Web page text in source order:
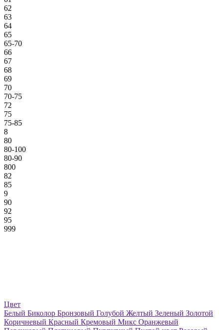
62
63
64
65
65-70
66
67
68
69
70
70-75
72
75
75-85
8
80
80-100
80-90
800
82
85
9
90
92
95
999
Цвет
Белый Биколор Бронзовый Голубой Желтый Зеленый Золотой
Коричневый Красный Кремовый Микс Оранжевый